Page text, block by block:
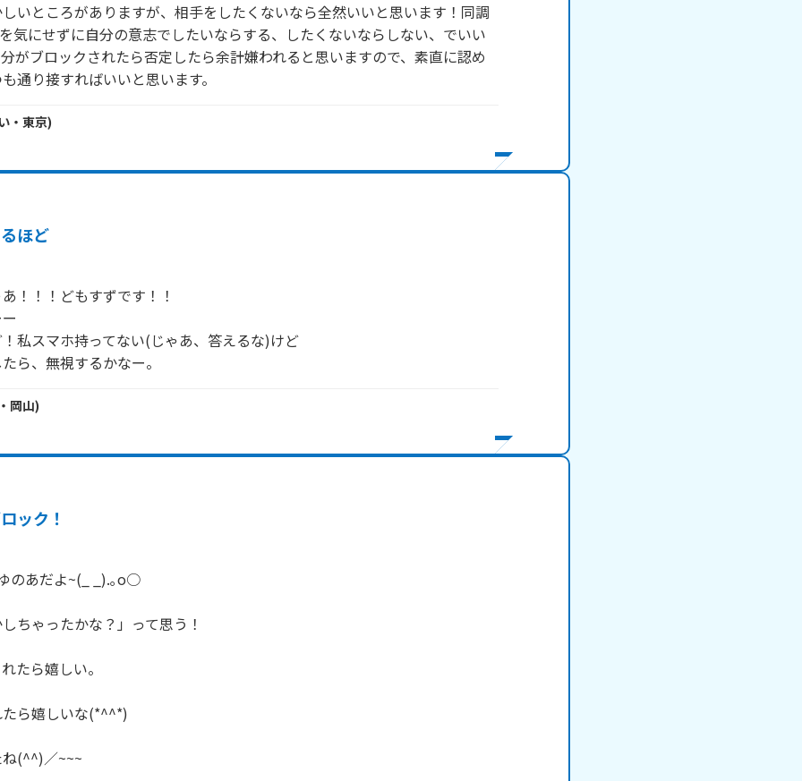
いところがありますが、相手をしたくないなら全然いいと思います！同調
気にせずに自分の意志でしたいならする、したくないならしない、でいい
がブロックされたら否定したら余計嫌われると思いますので、素直に認め
通り接すればいいと思います。
・ 東京)
ほど
！！！どもすずです！！
私スマホ持ってない(じゃあ、答えるな)けど
ら、無視するかなー。
岡山)
ック！
のあだよ~(_ _).｡o○
ちゃったかな？」って思う！
たら嬉しい。
ら嬉しいな(*^^*)
(^^)／~~~